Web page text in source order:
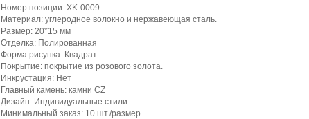
Номер позиции: XK-0009
Материал: углеродное волокно и нержавеющая сталь.
Размер: 20*15 мм
Отделка: Полированная
Форма рисунка: Квадрат
Покрытие: покрытие из розового золота.
Инкрустация: Нет
Главный камень: камни CZ
Дизайн: Индивидуальные стили
Минимальный заказ: 10 шт./размер